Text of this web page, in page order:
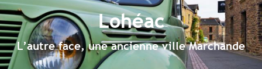
Lohéac
L’autre face, une ancienne ville Marchande